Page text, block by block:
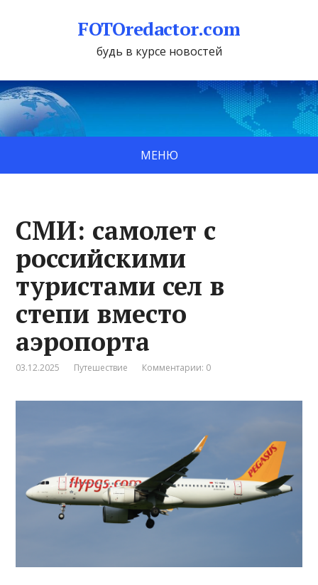
FOTOredactor.com
будь в курсе новостей
МЕНЮ
СМИ: самолет с
российскими
туристами сел в
степи вместо
аэропорта
03.12.2025 Путешествие Комментарии: 0